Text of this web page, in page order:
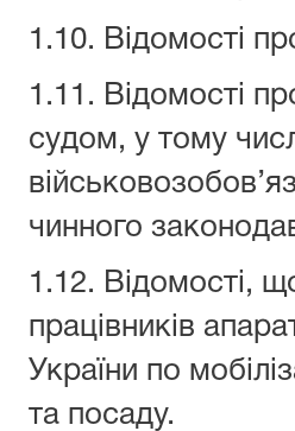
1.10. Відомості
1.11. Відомості
судом, у тому
чинного
1.12. Відомості,
працівників
України по
та посаду.